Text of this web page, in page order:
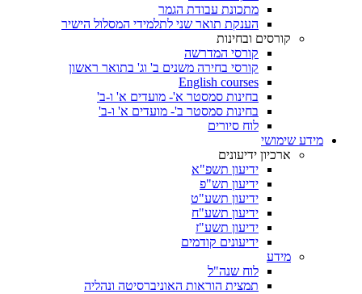
מתכונת עבודת הגמר
הענקת תואר שני לתלמידי המסלול הישיר
קורסים ובחינות
קורסי המדרשה
קורסי בחירה משנים ב' וג' בתואר ראשון
English courses
בחינות סמסטר א'- מועדים א' ו-ב'
בחינות סמסטר ב'- מועדים א' ו-ב'
לוח סיורים
מידע שימושי
ארכיון ידיעונים
ידיעון תשפ"א
ידיעון תש"פ
ידיעון תשע"ט
ידיעון תשע"ח
ידיעון תשע"ז
ידיעונים קודמים
מידע
לוח שנה"ל
תמצית הוראות האוניברסיטה ונהליה